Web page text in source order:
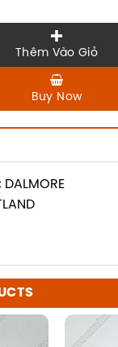
Thêm Vào Giỏ
Buy Now
DALMORE